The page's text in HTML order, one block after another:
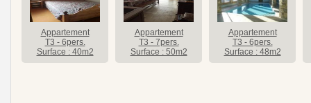
Appartement
T3 - 6pers.
Surface : 40m2
Appartement
T3 - 7pers.
Surface : 50m2
Appartement
T3 - 6pers.
Surface : 48m2